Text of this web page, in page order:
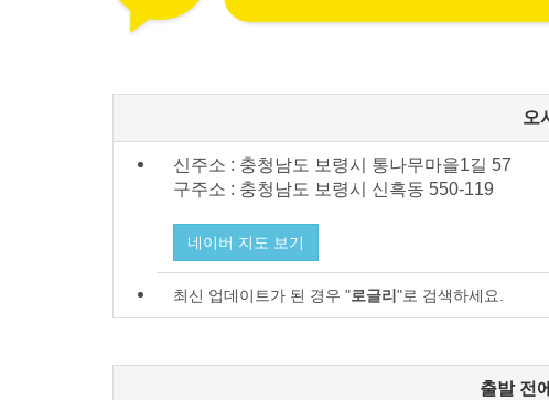
오
신주소 : 충청남도 보령시 통나무마을1길 57
구주소 : 충청남도 보령시 신흑동 550-119
네이버 지도 보기
최신 업데이트가 된 경우 "로글리 "로 검색하세요.
출발 전